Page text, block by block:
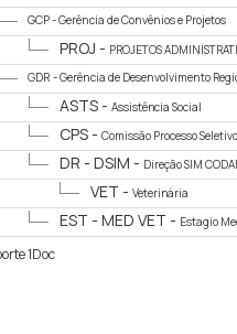
GCP -Gerência de Convênios e Projetos
PROJ - PROJETOS
GDR -Gerência de Desenvolvimento
ASTS - Assistência Social
CPS - Comissão Processo Seletivo
DR - DSIM - Direção SIM
VET - Veterinária
EST - MED VET - Estagio
1Doc